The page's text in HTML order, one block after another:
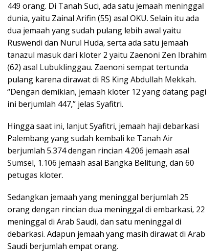
449 orang. Di Tanah Suci, ada satu jemaah meninggal
dunia, yaitu Zainal Arifin (55) asal OKU. Selain itu ada
dua jemaah yang sudah pulang lebih awal yaitu
Ruswendi dan Nurul Huda, serta ada satu jemaah
tanazul masuk dari kloter 2 yaitu Zaenoni Zen Ibrahim
(62) asal Lubuklinggau. Zaenoni sempat tertunda
pulang karena dirawat di RS King Abdullah Mekkah.
“Dengan demikian, jemaah kloter 12 yang datang pagi
ini berjumlah 447,” jelas Syafitri.
Hingga saat ini, lanjut Syafitri, jemaah haji debarkasi
Palembang yang sudah kembali ke Tanah Air
berjumlah 5.374 dengan rincian 4.206 jemaah asal
Sumsel, 1.106 jemaah asal Bangka Belitung, dan 60
petugas kloter.
Sedangkan jemaah yang meninggal berjumlah 25
orang dengan rincian dua meninggal di embarkasi, 22
meninggal di Arab Saudi, dan satu meninggal di
debarkasi. Adapun jemaah yang masih dirawat di Arab
Saudi berjumlah empat orang.